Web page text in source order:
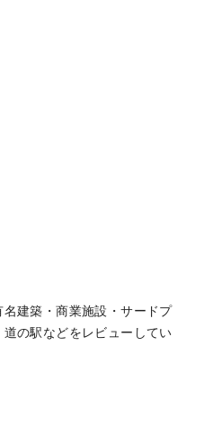
建築・商業施設・サードプ
の駅などをレビューしてい